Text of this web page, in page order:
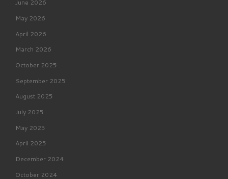
June 2026
May 2026
April 2026
March 2026
October 2025
September 2025
August 2025
July 2025
May 2025
April 2025
December 2024
October 2024